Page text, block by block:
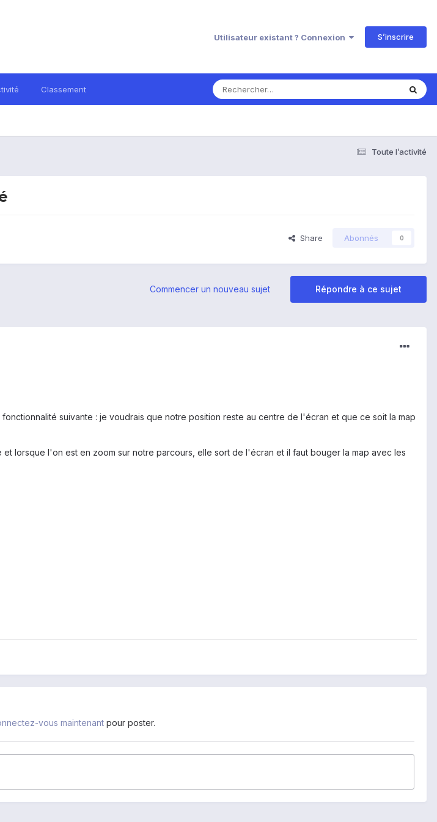
Utilisateur existant ? Connexion S’inscrire
Classement
Toute l’activité
Share Abonnés 0
Répondre à ce sujet
Commencer un nouveau sujet
suivante : je voudrais que notre position reste au centre de l'écran et que ce soit la map
lorsque l'on est en zoom sur notre parcours, elle sort de l'écran et il faut bouger la map avec les
vous maintenant pour poster.